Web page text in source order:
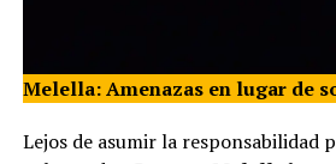
Melella: Amenazas en lugar de
Lejos de asumir la responsabilidad